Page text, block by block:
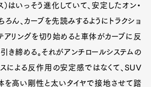
）はいっそう進化していて、安定したオン・
ろん、カーブを先読みするようにトラクショ
アリングを切り始めると車体がカーブに反
引き締める。それがアンチロールシステムの
による反作用の安定感ではなくて、SUV
を高い剛性と太いタイヤで接地させて踏